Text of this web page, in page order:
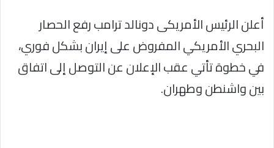
أعلن الرئيس الأمريكى دونالد ترامب رفع الحصار
البحري الأمريكي المفروض على إيران بشكل فوري،
في خطوة تأتي عقب الإعلان عن التوصل إلى اتفاق
بين واشنطن وطهران.